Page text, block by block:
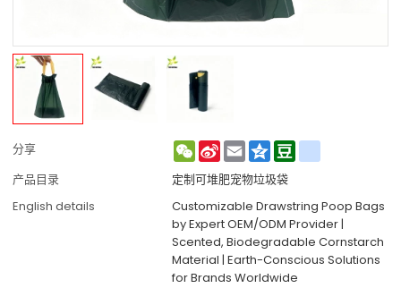
分享 WeChat
Sina
Weibo
EmailQzone
产品目录
定制可堆肥宠物垃圾袋
English details
Customizable Drawstring Poop Bags
by Expert OEM/ODM Provider |
Scented, Biodegradable Cornstarch
Material | Earth-Conscious Solutions
for Brands Worldwide